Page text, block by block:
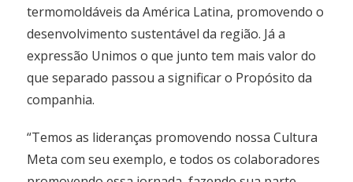
termomoldáveis da América Latina, promovendo o
desenvolvimento sustentável da região. Já a
expressão Unimos o que junto tem mais valor do
que separado passou a significar o Propósito da
companhia.
“Temos as lideranças promovendo nossa Cultura
Meta com seu exemplo, e todos os colaboradores